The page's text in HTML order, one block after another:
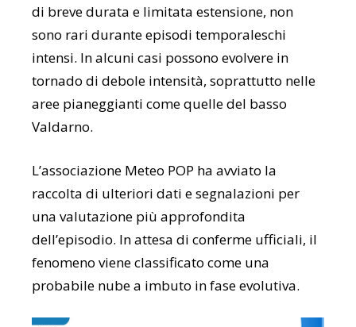
di breve durata e limitata estensione, non
sono rari durante episodi temporaleschi
intensi. In alcuni casi possono evolvere in
tornado di debole intensità, soprattutto nelle
aree pianeggianti come quelle del basso
Valdarno.
L’associazione Meteo POP ha avviato la
raccolta di ulteriori dati e segnalazioni per
una valutazione più approfondita
dell’episodio. In attesa di conferme ufficiali, il
fenomeno viene classificato come una
probabile nube a imbuto in fase evolutiva.